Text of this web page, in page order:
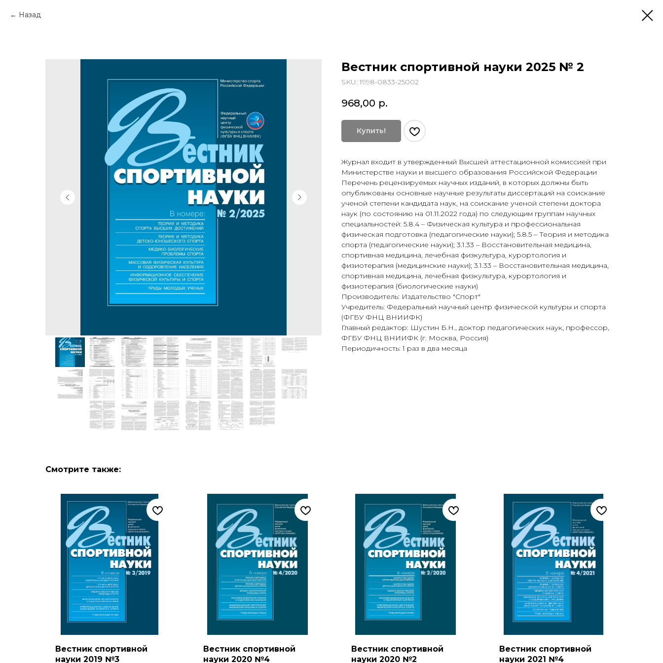
Назад
Вестник спортивной науки 2025 № 2
SKU: 1998-0833-25002
968,00 р.
Купить!
Журнал входит в утвержденный Высшей аттестационной комиссией при
Министерстве науки и высшего образования Российской Федерации
Перечень рецензируемых научных изданий, в которых должны быть
опубликованы основные научные результаты диссертаций на соискание
ученой степени кандидата наук, на соискание ученой степени доктора
наук (по состоянию на 01.11.2022 года) по следующим группам научных
специальностей: 5.8.4 – Физическая культура и профессиональная
физическая подготовка (педагогические науки); 5.8.5 – Теория и методика
спорта (педагогические науки); 3.1.33 – Восстановительная медицина,
спортивная медицина, лечебная физкультура, курортология и
физиотерапия (медицинские науки); 3.1.33 – Восстановительная медицина,
спортивная медицина, лечебная физкультура, курортология и
физиотерапия (биологические науки)
Производитель: Издательство "Спорт"
Учредитель: Федеральный научный центр физической культуры и спорта
(ФГБУ ФНЦ ВНИИФК)
Главный редактор: Шустин Б.Н., доктор педагогических наук, профессор,
ФГБУ ФНЦ ВНИИФК (г. Москва, Россия)
Периодичность: 1 раз в два месяца
Смотрите также:
Вестник спортивной
науки 2019 №3
Вестник спортивной
науки 2020 №4
Вестник спортивной
науки 2020 №2
Вестник спортивной
науки 2021 №4